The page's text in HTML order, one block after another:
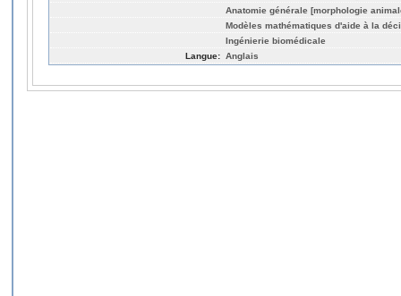
Anatomie générale [morphologie
Modèles mathématiques d'aide à la
Ingénierie biomédicale
Langue: Anglais